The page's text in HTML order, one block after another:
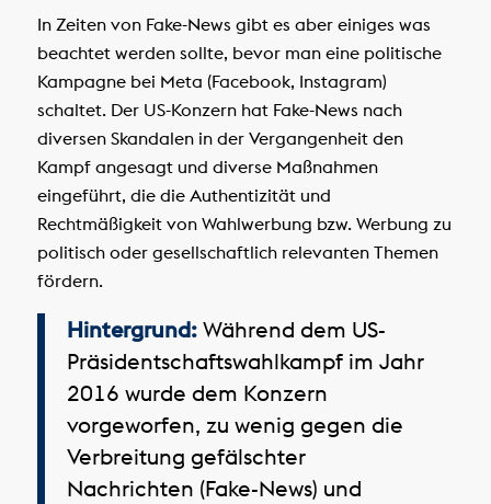
In Zeiten von Fake-News gibt es aber einiges was
beachtet werden sollte, bevor man eine politische
Kampagne bei Meta (Facebook, Instagram)
schaltet. Der US-Konzern hat Fake-News nach
diversen Skandalen in der Vergangenheit den
Kampf angesagt und diverse Maßnahmen
eingeführt, die die Authentizität und
Rechtmäßigkeit von Wahlwerbung bzw. Werbung zu
politisch oder gesellschaftlich relevanten Themen
fördern.
Hintergrund:Während dem US-
Präsidentschaftswahlkampf im Jahr
2016 wurde dem Konzern
vorgeworfen, zu wenig gegen die
Verbreitung gefälschter
Nachrichten (Fake-News) und